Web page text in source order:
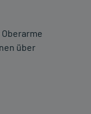
über